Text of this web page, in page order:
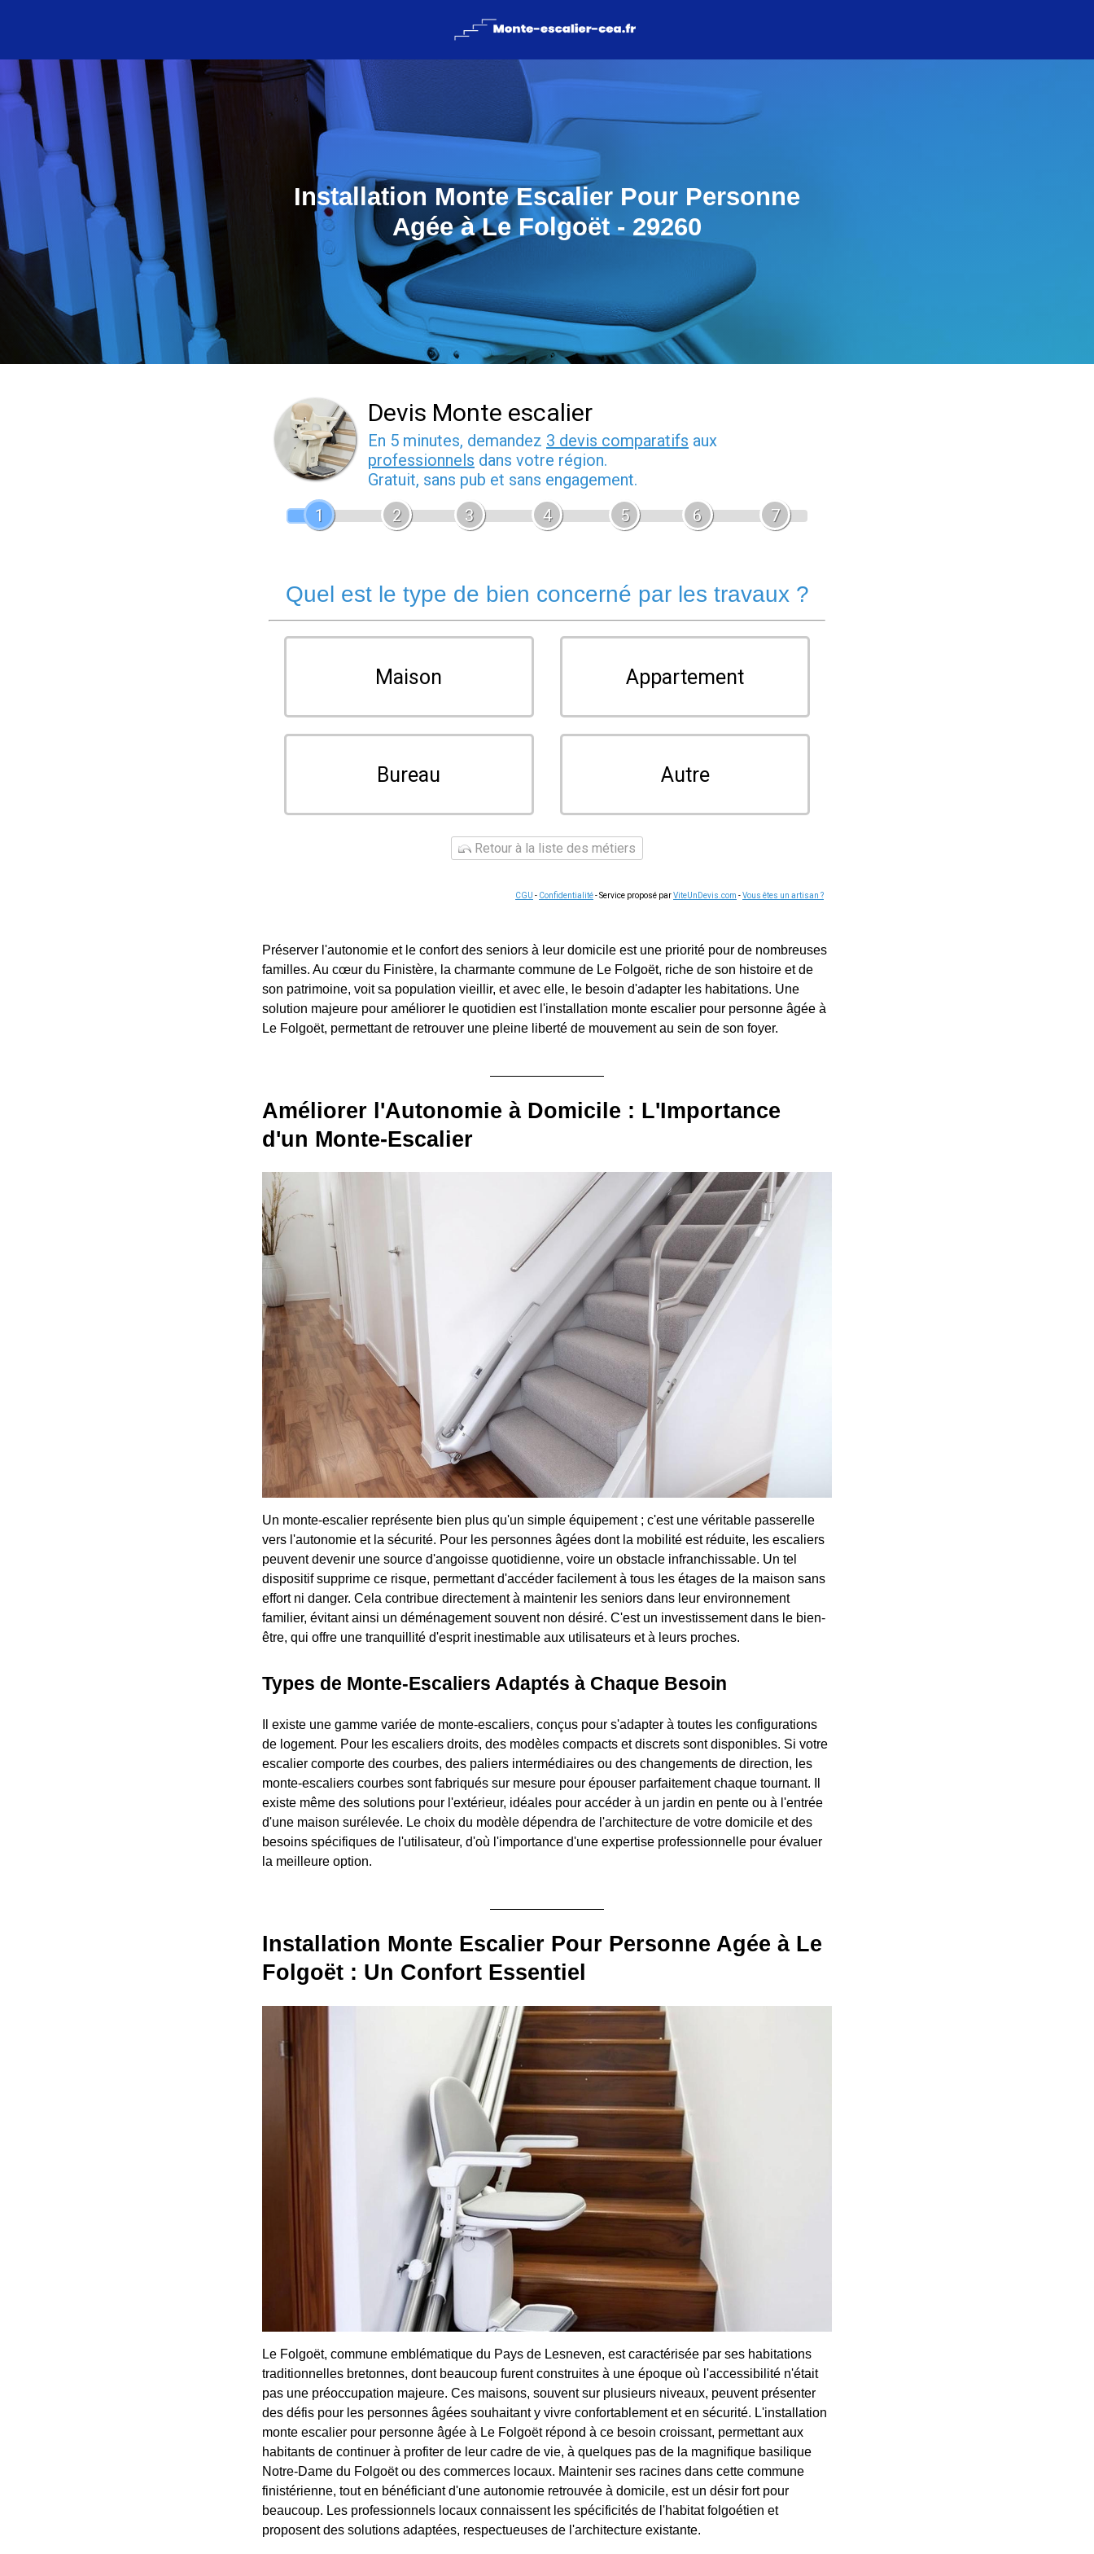
Installation Monte Escalier Pour Personne
Agée à Le Folgoët - 29260
Devis Monte escalier
En 5 minutes, demandez 3 devis comparatifs aux
professionnels dans votre région.
Gratuit, sans pub et sans engagement.
1
2 3 4 5 6 7
Quel est le type de bien concerné par les travaux ?
Maison Appartement
Bureau Autre
Retour à la liste des métiers
CGU - Confidentialité- Service proposé parViteUnDevis.com -Vous êtes un artisan ?
Préserver l'autonomie et le confort des seniors à leur domicile est une priorité pour de nombreuses
familles. Au cœur du Finistère, la charmante commune de Le Folgoët, riche de son histoire et de
son patrimoine, voit sa population vieillir, et avec elle, le besoin d'adapter les habitations. Une
solution majeure pour améliorer le quotidien est l'installation monte escalier pour personne âgée à
Le Folgoët, permettant de retrouver une pleine liberté de mouvement au sein de son foyer.
Améliorer l'Autonomie à Domicile : L'Importance
d'un Monte-Escalier
Un monte-escalier représente bien plus qu'un simple équipement ; c'est une véritable passerelle
vers l'autonomie et la sécurité. Pour les personnes âgées dont la mobilité est réduite, les escaliers
peuvent devenir une source d'angoisse quotidienne, voire un obstacle infranchissable. Un tel
dispositif supprime ce risque, permettant d'accéder facilement à tous les étages de la maison sans
effort ni danger. Cela contribue directement à maintenir les seniors dans leur environnement
familier, évitant ainsi un déménagement souvent non désiré. C'est un investissement dans le bien-
être, qui offre une tranquillité d'esprit inestimable aux utilisateurs et à leurs proches.
Types de Monte-Escaliers Adaptés à Chaque Besoin
Il existe une gamme variée de monte-escaliers, conçus pour s'adapter à toutes les configurations
de logement. Pour les escaliers droits, des modèles compacts et discrets sont disponibles. Si votre
escalier comporte des courbes, des paliers intermédiaires ou des changements de direction, les
monte-escaliers courbes sont fabriqués sur mesure pour épouser parfaitement chaque tournant. Il
existe même des solutions pour l'extérieur, idéales pour accéder à un jardin en pente ou à l'entrée
d'une maison surélevée. Le choix du modèle dépendra de l'architecture de votre domicile et des
besoins spécifiques de l'utilisateur, d'où l'importance d'une expertise professionnelle pour évaluer
la meilleure option.
Installation Monte Escalier Pour Personne Agée à Le
Folgoët : Un Confort Essentiel
Le Folgoët, commune emblématique du Pays de Lesneven, est caractérisée par ses habitations
traditionnelles bretonnes, dont beaucoup furent construites à une époque où l'accessibilité n'était
pas une préoccupation majeure. Ces maisons, souvent sur plusieurs niveaux, peuvent présenter
des défis pour les personnes âgées souhaitant y vivre confortablement et en sécurité. L'installation
monte escalier pour personne âgée à Le Folgoët répond à ce besoin croissant, permettant aux
habitants de continuer à profiter de leur cadre de vie, à quelques pas de la magnifique basilique
Notre-Dame du Folgoët ou des commerces locaux. Maintenir ses racines dans cette commune
finistérienne, tout en bénéficiant d'une autonomie retrouvée à domicile, est un désir fort pour
beaucoup. Les professionnels locaux connaissent les spécificités de l'habitat folgoétien et
proposent des solutions adaptées, respectueuses de l'architecture existante.